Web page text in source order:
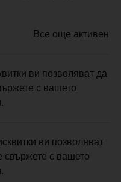
Все още активен
ви позволяват да
с вашето
ви позволяват
свържете с вашето